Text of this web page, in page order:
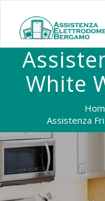
White
Assistenza